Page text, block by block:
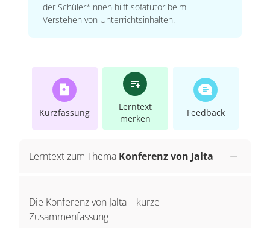
der Schüler*innen hilft sofatutor beim
Verstehen von Unterrichtsinhalten.
Kurzfassung
Lerntext
merken
Feedback
Lerntext zum Thema Konferenz von Jalta
Die Konferenz von Jalta – kurze
Zusammenfassung